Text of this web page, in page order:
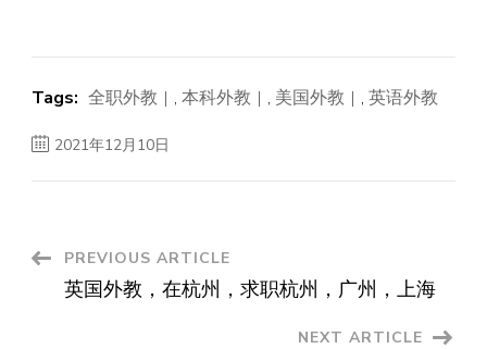
Tags: 全职外教 , 本科外教 , 美国外教 , 英语外教
2021年12月10日
Post
Navigation
PREVIOUS ARTICLE
英国外教，在杭州，求职杭州，广州，上海
NEXT ARTICLE